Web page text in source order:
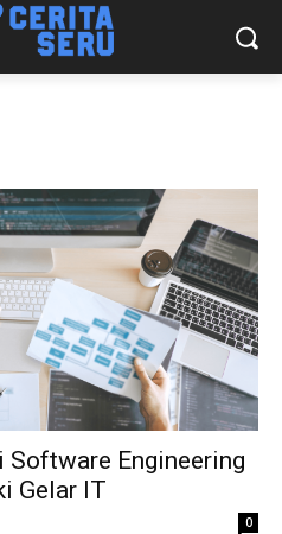
Software Engineering
Gelar IT
0